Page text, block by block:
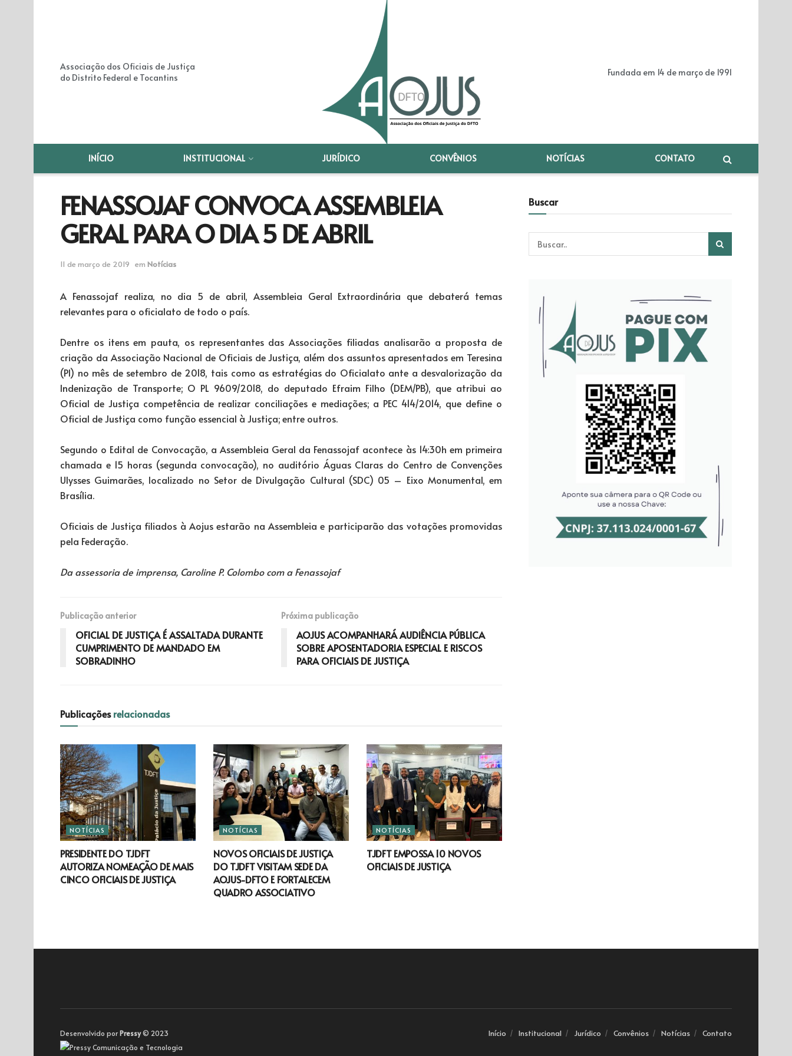
Associação dos Oficiais de Justiça
do Distrito Federal e Tocantins
Fundada em 14 de março de 1991
INÍCIO INSTITUCIONAL JURÍDICO CONVÊNIOS NOTÍCIAS CONTATO
FENASSOJAF CONVOCA ASSEMBLEIA
GERAL PARA O DIA 5 DE ABRIL
11 de março de 2019 em Notícias
A Fenassojaf realiza, no dia 5 de abril, Assembleia Geral Extraordinária que debaterá temas
relevantes para o oficialato de todo o país.
Dentre os itens em pauta, os representantes das Associações filiadas analisarão a proposta de
criação da Associação Nacional de Oficiais de Justiça, além dos assuntos apresentados em Teresina
(PI) no mês de setembro de 2018, tais como as estratégias do Oficialato ante a desvalorização da
Indenização de Transporte; O PL 9609/2018, do deputado Efraim Filho (DEM/PB), que atribui ao
Oficial de Justiça competência de realizar conciliações e mediações; a PEC 414/2014, que define o
Oficial de Justiça como função essencial à Justiça; entre outros.
Segundo o Edital de Convocação, a Assembleia Geral da Fenassojaf acontece às 14:30h em primeira
chamada e 15 horas (segunda convocação), no auditório Águas Claras do Centro de Convenções
Ulysses Guimarães, localizado no Setor de Divulgação Cultural (SDC) 05 – Eixo Monumental, em
Brasília.
Oficiais de Justiça filiados à Aojus estarão na Assembleia e participarão das votações promovidas
pela Federação.
Da assessoria de imprensa, Caroline P. Colombo com a Fenassojaf
Publicação anterior
OFICIAL DE JUSTIÇA É ASSALTADA DURANTE
CUMPRIMENTO DE MANDADO EM
SOBRADINHO
Próxima publicação
AOJUS ACOMPANHARÁ AUDIÊNCIA PÚBLICA
SOBRE APOSENTADORIA ESPECIAL E RISCOS
PARA OFICIAIS DE JUSTIÇA
Publicaçõesrelacionadas
NOTÍCIAS
PRESIDENTE DO TJDFT
AUTORIZA NOMEAÇÃO DE MAIS
CINCO OFICIAIS DE JUSTIÇA
NOTÍCIAS
NOVOS OFICIAIS DE JUSTIÇA
DO TJDFT VISITAM SEDE DA
AOJUS-DFTO E FORTALECEM
QUADRO ASSOCIATIVO
NOTÍCIAS
TJDFT EMPOSSA 10 NOVOS
OFICIAIS DE JUSTIÇA
Buscar
Início Institucional Jurídico Convênios Notícias Contato
Desenvolvido porPressy© 2023